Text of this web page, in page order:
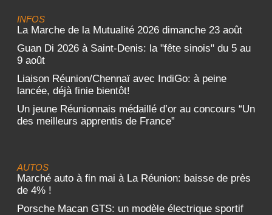
INFOS
La Marche de la Mutualité 2026 dimanche 23 août
Guan Di 2026 à Saint-Denis: la "fête sinois" du 5 au
9 août
Liaison Réunion/Chennaï avec IndiGo: à peine
lancée, déjà finie bientôt!
Un jeune Réunionnais médaillé d’or au concours “Un
des meilleurs apprentis de France”
AUTOS
Marché auto à fin mai à La Réunion: baisse de près
de 4% !
Porsche Macan GTS: un modèle électrique sportif